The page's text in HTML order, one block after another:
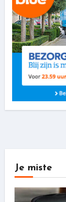
Je miste